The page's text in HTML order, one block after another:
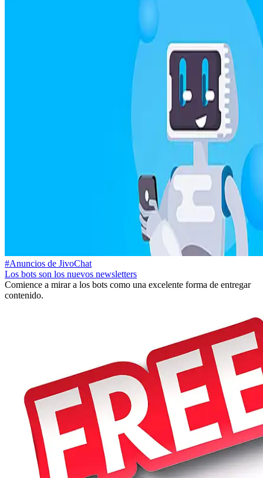
#Anuncios de JivoChat
Los bots son los nuevos newsletters
Comience a mirar a los bots como una excelente forma de entregar
contenido.